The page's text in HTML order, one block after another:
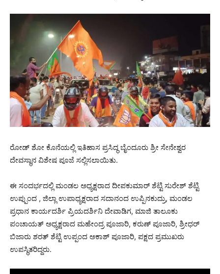
ರೋಡ್ ಶೋ ಕೊನೆಯಲ್ಲಿ ಇತಿಹಾಸ ಪ್ರಸಿದ್ಧ ಬೈಂದೂರು ಶ್ರೀ ಸೇನೇಶ್ವರ
ದೇವಸ್ಥಾನ ವಿಶೇಷ ಪೂಜೆ ಸಲ್ಲಿಸಲಾಯಿತು.
ಈ ಸಂದರ್ಭದಲ್ಲಿ ಮಂಡಲ ಅಧ್ಯಕ್ಷರಾದ ದೀಪಕುಮಾರ್ ಶೆಟ್ಟಿ ಸುರೇಶ್ ಶೆಟ್ಟಿ
ಉಪ್ಪುಂದ , ಜಿಲ್ಲಾ ಉಪಾಧ್ಯಕ್ಷರಾದ ಸದಾನಂದ ಉಪ್ಪಿನಕುದ್ರು, ಮಂಡಲ
ಪ್ರಧಾನ ಕಾರ್ಯದರ್ಶಿ ಪ್ರಿಯದರ್ಶಿನಿ ದೇವಾಡಿಗ, ಮಾಜಿ ತಾಲೂಕು
ಪಂಚಾಯತ್ ಅಧ್ಯಕ್ಷರಾದ ಮಹೇಂದ್ರ ಪೂಜಾರಿ, ಕರುಣ್ ಪೂಜಾರಿ, ಶ್ರೀಧರ್
ಬಿಜಾರು ಶರತ್ ಶೆಟ್ಟಿ ಉಪ್ಪಂದ ಅಕಾಶ್ ಪೂಜಾರಿ, ಪಕ್ಷದ ಪ್ರಮುಖರು
ಉಪಸ್ಥಿತರಿದ್ದರು.